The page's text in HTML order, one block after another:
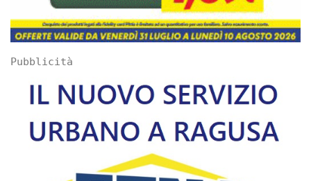
Pubblicità